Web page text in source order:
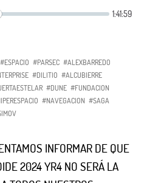
#ESPACIO #PARSEC #ALEXBARREDO
#DILITIO #ALCUBIERRE
#DUNE #FUNDACION
#NAVEGACION #SAGA
INFORMAR DE QUE
2024 YR4 NO SERÁ LA